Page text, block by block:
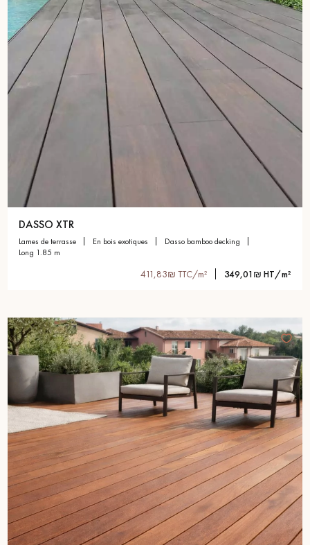
DASSO XTR
lames de terrasse en bois exotiques
dasso bamboo decking
long 1.85 m
411,83₪ TTC/m² 349,01₪ HT/m²